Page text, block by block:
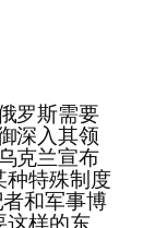
罗斯需要
深入其领
克兰宣布
种特殊制度
和军事博